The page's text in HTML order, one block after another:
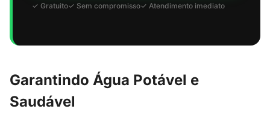
✓ Gratuito✓ Sem compromisso✓ Atendimento imediato
Garantindo Água Potável e
Saudável